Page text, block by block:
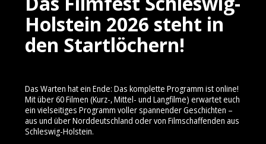
Holstein 2026 steht in
den Startlöchern!
Das Warten hat ein Ende: Das komplette Programm ist online!
Mit über 60 Filmen (Kurz-, Mittel- und Langfilme) erwartet euch
ein vielseitiges Programm voller spannender Geschichten –
aus und über Norddeutschland oder von Filmschaffenden aus
Schleswig-Holstein.